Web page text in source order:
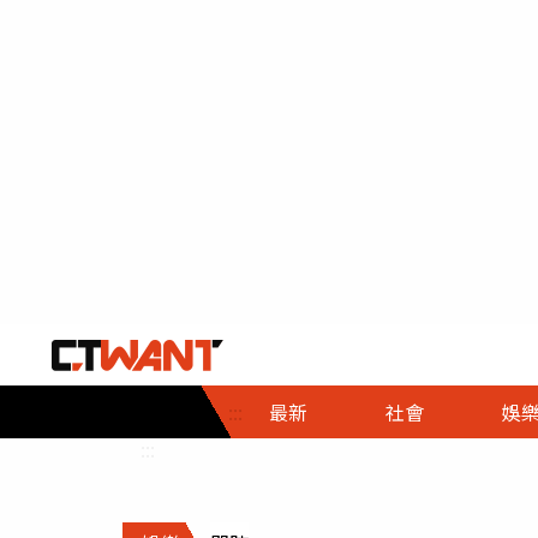
::: 最新 社會
社會首頁
時事
調查
娛樂
娛樂首頁
即時
財經首頁
熱線
政